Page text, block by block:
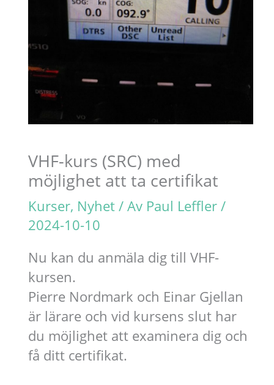
VHF-kurs (SRC) med
möjlighet att ta certifikat
Kurser, Nyhet/ Av Paul Leffler /
2024-10-10
Nu kan du anmäla dig till VHF-
kursen.
Pierre Nordmark och Einar Gjellan
är lärare och vid kursens slut har
du möjlighet att examinera dig och
få ditt certifikat.